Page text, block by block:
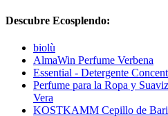
Descubre Ecosplendo:
biolù
AlmaWin Perfume Verbena
Essential - Detergente
Perfume para la Ropa y
Vera
KOSTKAMM Cepillo de